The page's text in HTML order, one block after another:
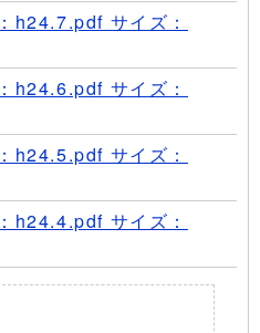
h24.7.pdf サイズ：
h24.6.pdf サイズ：
h24.5.pdf サイズ：
h24.4.pdf サイズ：